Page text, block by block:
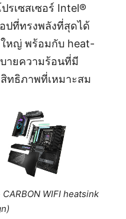
รเซสเซอร์ Intel®
ปที่ทรงพลังที่สุดได้
หญ่ พร้อมกับ heat-
ายความร้อนที่มี
ทธิภาพที่เหมาะสม
CARBON WIFI heatsink